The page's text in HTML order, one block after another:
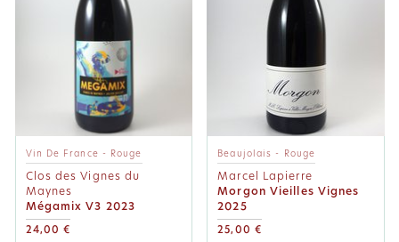
Vin De France - Rouge
Clos des Vignes du
Maynes
Mégamix V3 2023
24,00 €
Beaujolais - Rouge
Marcel Lapierre
Morgon Vieilles Vignes
2025
25,00 €